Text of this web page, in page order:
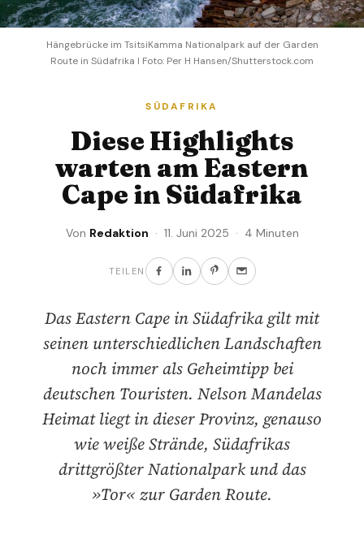
Hängebrücke im TsitsiKamma Nationalpark auf der Garden
Route in Südafrika I Foto: Per H Hansen/Shutterstock.com
SÜDAFRIKA
Diese Highlights
warten am Eastern
Cape in Südafrika
Von Redaktion · 11. Juni 2025 · 4 Minuten
TEILEN
Das Eastern Cape in Südafrika gilt mit
seinen unterschiedlichen Landschaften
noch immer als Geheimtipp bei
deutschen Touristen. Nelson Mandelas
Heimat liegt in dieser Provinz, genauso
wie weiße Strände, Südafrikas
drittgrößter Nationalpark und das
»Tor« zur Garden Route.